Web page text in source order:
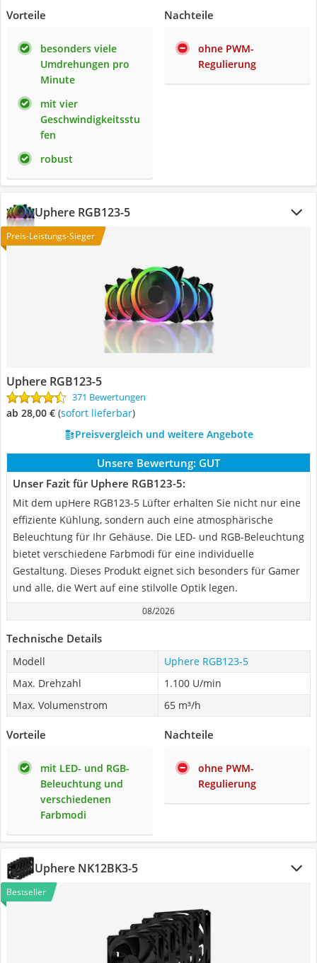
Vorteile
besonders viele
Umdrehungen pro
Minute
mit vier
Geschwindigkeitsstu
fen
robust
Nachteile
ohne PWM-
Regulierung
Uphere RGB123-5
Preis-Leistungs-Sieger
Uphere RGB123-5
371 Bewertungen
ab 28,00 € ( Sofort lieferbar)
Preisvergleich und weitere Angebote
Unsere Bewertung: GUT
Unser Fazit für Uphere RGB123-5:
Mit dem upHere RGB123-5 Lüfter erhalten Sie nicht nur eine
effiziente Kühlung, sondern auch eine atmosphärische
Beleuchtung für Ihr Gehäuse. Die LED- und RGB-Beleuchtung
bietet verschiedene Farbmodi für eine individuelle
Gestaltung. Dieses Produkt eignet sich besonders für Gamer
und alle, die Wert auf eine stilvolle Optik legen.
08/2026
Technische Details
Modell
Uphere RGB123-5
Max. Drehzahl
1.100 U/min
Max. Volumenstrom
65 m³/h
Vorteile
mit LED- und RGB-
Beleuchtung und
verschiedenen
Farbmodi
Nachteile
ohne PWM-
Regulierung
Uphere NK12BK3-5
Bestseller